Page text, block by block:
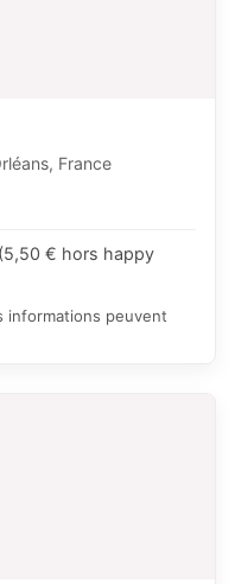
France
€ hors happy
informations peuvent